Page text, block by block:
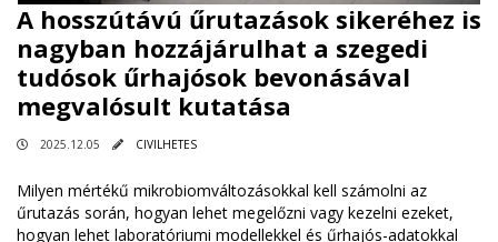
A hosszútávú űrutazások sikeréhez is
nagyban hozzájárulhat a szegedi
tudósok űrhajósok bevonásával
megvalósult kutatása
2025.12.05 CIVILHETES
Milyen mértékű mikrobiomváltozásokkal kell számolni az
űrutazás során, hogyan lehet megelőzni vagy kezelni ezeket,
hogyan lehet laboratóriumi modellekkel és űrhajós-adatokkal